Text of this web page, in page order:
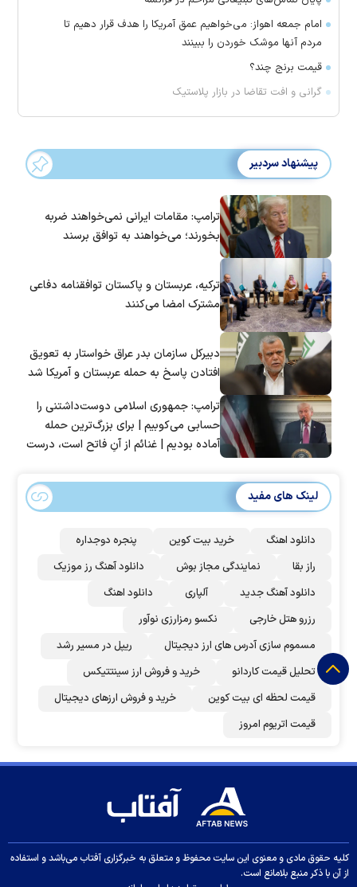
امام جمعه اهواز: می‌خواهیم عمق آمریکا را هدف قرار دهیم تا
مردم آنها موشک خوردن را ببینند
قیمت برنج چند؟
گرانی و افت تقاضا در بازار پلاستیک
پیشنهاد سردبیر
ترامپ: مقامات ایرانی نمی‌خواهند ضربه
بخورند؛ می‌خواهند به توافق برسند
ترکیه، عربستان و پاکستان توافقنامه دفاعی
مشترک امضا می‌کنند
دبیرکل سازمان بدر عراق خواستار به تعویق
افتادن پاسخ به حمله عربستان و آمریکا شد
ترامپ: جمهوری اسلامی دوست‌داشتنی را
حسابی می‌کوبیم | برای بزرگ‌ترین حمله
آماده بودیم | غنائم از آنِ فاتح است، درست
لینک های مفید
دانلود اهنگ خرید بیت کوین
پنجره دوجداره
راز بقا
نمایندگی مجاز بوش
دانلود آهنگ رز‌ موزیک
دانلود آهنگ جدید
آلپاری
دانلود اهنگ
رزرو هتل خارجی
نکسو رمزارزی نوآور
مسموم سازی آدرس های ارز دیجیتال
ریپل در مسیر رشد
تحلیل قیمت کاردانو
خرید و فروش ارز سینتتیکس
قیمت لحظه ای بیت کوین
خرید و فروش ارزهای دیجیتال
قیمت اتریوم امروز
کلیه حقوق مادی و معنوی این سایت محفوظ و متعلق به خبرگزاری آفتاب می‌باشد و استفاده
از آن با ذکر منبع بلامانع است.